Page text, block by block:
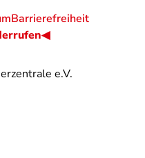
e.V.
Barrierefreiheit